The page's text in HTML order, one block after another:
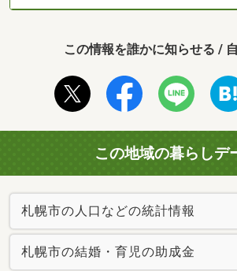
この情報を誰かに知らせる /
この地域の暮らしデ
札幌市の人口などの統計情報
札幌市の結婚・育児の助成金